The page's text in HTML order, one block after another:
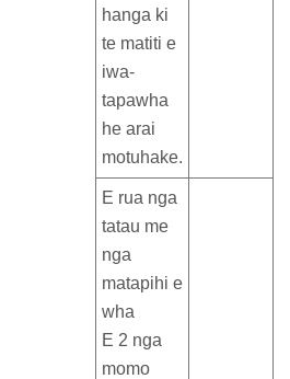
hanga ki
te matiti e
iwa-
tapawha
he arai
motuhake.
E rua nga
tatau me
nga
matapihi e
wha
E 2 nga
momo